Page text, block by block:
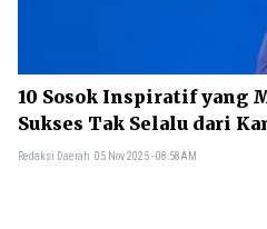
10 Sosok Inspiratif yang
Sukses Tak Selalu dari
Redaksi Daerah 05 Nov 2025 - 08:58AM